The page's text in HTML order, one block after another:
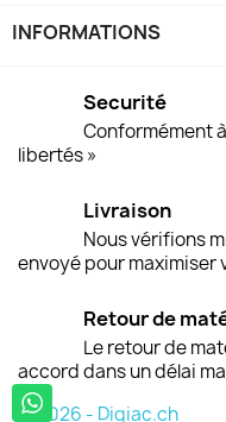
INFORMATIONS
Securité
Conformément
libertés »
Livraison
Nous vérifions
envoyé pour
Retour de
Le retour de
accord dans un délai
© 2026 - Digiac.ch